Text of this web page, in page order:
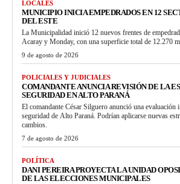
LOCALES
MUNICIPIO INICIA EMPEDRADOS EN 12
DEL ESTE
La Municipalidad inició 12 nuevos frentes de
Acaray y Monday, con una superficie total de 12.270
9 de agosto de 2026
POLICIALES Y JUDICIALES
COMANDANTE ANUNCIA REVISIÓN DE LA
SEGURIDAD EN ALTO PARANÁ
El comandante César Silguero anunció una evaluación
seguridad de Alto Paraná. Podrían aplicarse nuevas
cambios.
7 de agosto de 2026
POLÍTICA
DANI PEREIRA PROYECTA LA UNIDAD
DE LAS ELECCIONES MUNICIPALES